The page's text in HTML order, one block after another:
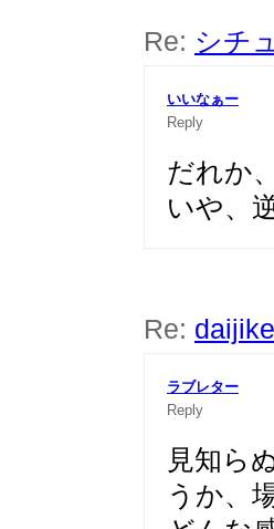
Re: シチュ
いいなぁー
Reply
だれか
いや、
Re:
ラブレター
Reply
見知ら
うか、